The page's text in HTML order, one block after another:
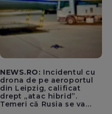
NEWS.RO: Incidentul cu
drona de pe aeroportul
din Leipzig, calificat
drept „atac hibrid”.
Temeri că Rusia se va